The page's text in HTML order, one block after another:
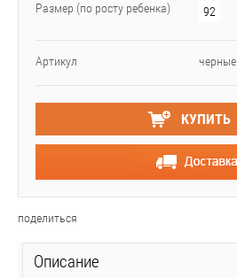
Размер (по росту ребенка) 92
Артикул черные
КУПИТЬ
поделиться
Описание